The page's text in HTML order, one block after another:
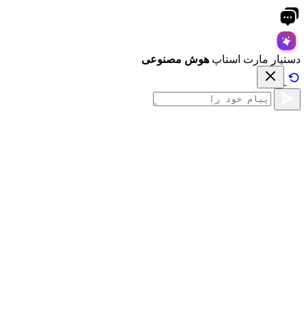
دستیار مارت استاپ هوش مصنوعی